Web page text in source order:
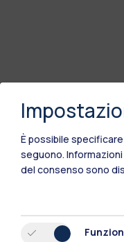
È possibile
seguono.
del consenso sono